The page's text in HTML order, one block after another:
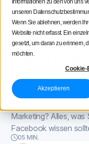
Informationen zu den von uns
unseren
Wenn Sie ablehnen, werden
Website nicht erfasst. Ein
gesetzt, um daran zu erinnern,
möchten.
Cookie-
Akzeptieren
Alles,
das
sollten
Facebook. Wir haben
Marketing? Alles, was
Facebook wissen
05 MIN.